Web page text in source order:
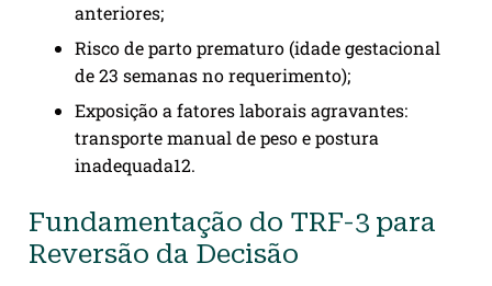
anteriores;
Risco de parto prematuro (idade gestacional
de 23 semanas no requerimento);
Exposição a fatores laborais agravantes:
transporte manual de peso e postura
inadequada12.
Fundamentação do TRF-3 para
Reversão da Decisão